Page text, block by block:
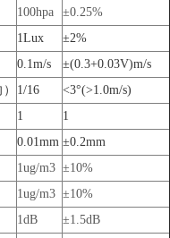
100hpa
±0.25%
1Lux
±2%
0.1m/s
±(0.3+0.03V)m/s
1/16
<3°(>1.0m/s)
1
1
0.01mm ±0.2mm
1ug/m3 ±10%
1ug/m3 ±10%
1dB
±1.5dB